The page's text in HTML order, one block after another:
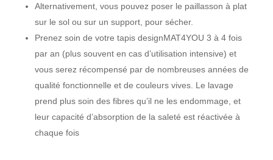
Alternativement, vous pouvez poser le paillasson à plat
sur le sol ou sur un support, pour sécher.
Prenez soin de votre tapis designMAT4YOU 3 à 4 fois
par an (plus souvent en cas d’utilisation intensive) et
vous serez récompensé par de nombreuses années de
qualité fonctionnelle et de couleurs vives. Le lavage
prend plus soin des fibres qu’il ne les endommage, et
leur capacité d’absorption de la saleté est réactivée à
chaque fois